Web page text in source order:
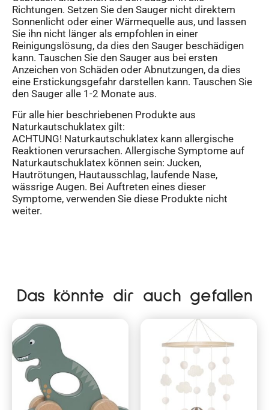
Richtungen. Setzen Sie den Sauger nicht direktem
Sonnenlicht oder einer Wärmequelle aus, und lassen
Sie ihn nicht länger als empfohlen in einer
Reinigungslösung, da dies den Sauger beschädigen
kann. Tauschen Sie den Sauger aus bei ersten
Anzeichen von Schäden oder Abnutzungen, da dies
eine Erstickungsgefahr darstellen kann. Tauschen Sie
den Sauger alle 1-2 Monate aus.
Für alle hier beschriebenen Produkte aus
Naturkautschuklatex gilt:
ACHTUNG! Naturkautschuklatex kann allergische
Reaktionen verursachen. Allergische Symptome auf
Naturkautschuklatex können sein: Jucken,
Hautrötungen, Hautausschlag, laufende Nase,
wässrige Augen. Bei Auftreten eines dieser
Symptome, verwenden Sie diese Produkte nicht
weiter.
Das könnte dir auch gefallen